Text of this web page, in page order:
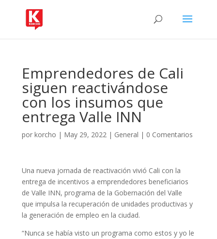
Emprendedores de Cali
siguen reactivándose
con los insumos que
entrega Valle INN
por korcho | May 29, 2022| General | 0 Comentarios
Una nueva jornada de reactivación vivió Cali con la
entrega de incentivos a emprendedores beneficiarios
de Valle INN, programa de la Gobernación del Valle
que impulsa la recuperación de unidades productivas y
la generación de empleo en la ciudad.
“Nunca se había visto un programa como estos y yo le